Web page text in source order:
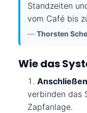
Standzeiten
vom Café bis
— Thorsten
Wie das
verbinden das
Zapfanlage.